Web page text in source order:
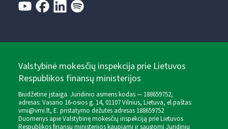
Valstybinė mokesčių inspekcija prie Lietuvos
Respublikos finansų ministerijos
Biudžetinė įstaiga. Juridinio asmens kodas — 188659752,
adresas: Vasario 16-osios g. 14, 01107 Vilnius, Lietuva, el.paštas:
vmi@vmi.lt, E. pristatymo dėžutės adresas 188659752
Duomenys apie Valstybinę mokesčių inspekciją prie Lietuvos
Respublikos finansų ministerijos kaupiami ir saugomi Juridinių